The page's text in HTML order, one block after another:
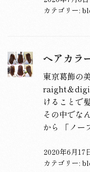
カテゴリー:
ヘアカラ
東京葛飾の
raight＆
けることで
その中でな
から 「ノ
2020年6月17
カテゴリー: